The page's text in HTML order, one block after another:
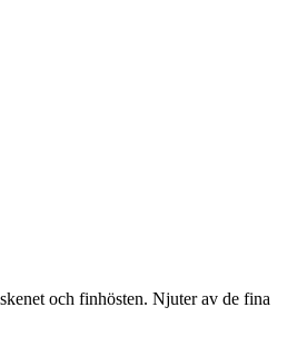
och finhösten. Njuter av de fina